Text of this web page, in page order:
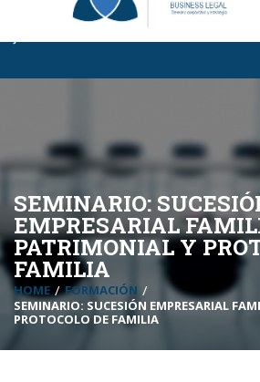
Business Legal BL| Certificaciones BL|
SEMINARIO:
EMPRESARIAL
PATRIMONIAL Y
FAMILIA
HOME
FORMACIÓN
SEMINARIO: SUCESIÓN EMPRESARIAL
PROTOCOLO DE FAMILIA